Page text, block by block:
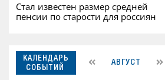
Стал известен размер средней
пенсии по старости для россиян
КАЛЕНДАРЬ
СОБЫТИЙ
АВГУСТ